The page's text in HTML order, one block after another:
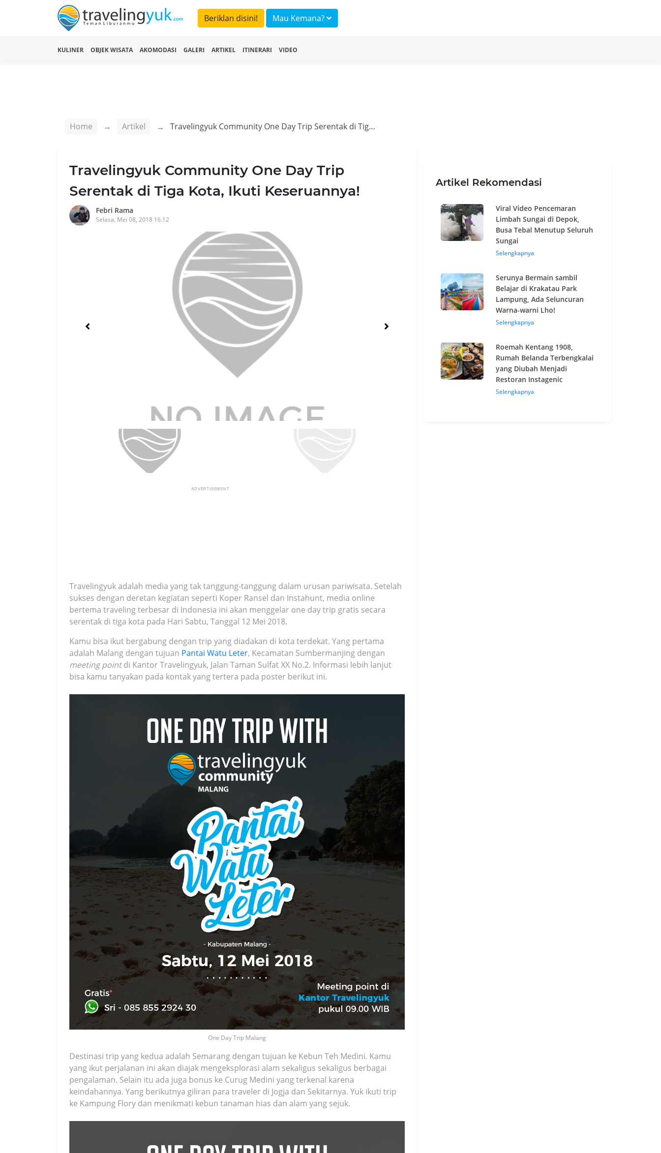
Beriklan disini! Mau Kemana?
KULINER OBJEK WISATA AKOMODASI GALERI ARTIKEL ITINERARI VIDEO
Home Artikel Travelingyuk Community One Day Trip Serentak di Tiga Kota, Ikuti Keseruannya!
Travelingyuk Community One Day Trip
Serentak di Tiga Kota, Ikuti Keseruannya!
Febri Rama
Selasa, Mei 08, 2018 16.12
ADVERTISEMENT
Travelingyuk adalah media yang tak tanggung-tanggung dalam urusan pariwisata. Setelah
sukses dengan deretan kegiatan seperti Koper Ransel dan Instahunt, media online
bertema traveling terbesar di Indonesia ini akan menggelar one day trip gratis secara
serentak di tiga kota pada Hari Sabtu, Tanggal 12 Mei 2018.
Kamu bisa ikut bergabung dengan trip yang diadakan di kota terdekat. Yang pertama
adalah Malang dengan tujuan Pantai Watu Leter, Kecamatan Sumbermanjing dengan
meeting pointdi Kantor Travelingyuk, Jalan Taman Sulfat XX No.2. Informasi lebih lanjut
bisa kamu tanyakan pada kontak yang tertera pada poster berikut ini.
One Day Trip Malang
Destinasi trip yang kedua adalah Semarang dengan tujuan ke Kebun Teh Medini. Kamu
yang ikut perjalanan ini akan diajak mengeksplorasi alam sekaligus sekaligus berbagai
pengalaman. Selain itu ada juga bonus ke Curug Medini yang terkenal karena
keindahannya. Yang berikutnya giliran para traveler di Jogja dan Sekitarnya. Yuk ikuti trip
ke Kampung Flory dan menikmati kebun tanaman hias dan alam yang sejuk.
Artikel Rekomendasi
Viral Video Pencemaran
Limbah Sungai di Depok,
Busa Tebal Menutup Seluruh
Sungai
Selengkapnya
Serunya Bermain sambil
Belajar di Krakatau Park
Lampung, Ada Seluncuran
Warna-warni Lho!
Selengkapnya
Roemah Kentang 1908,
Rumah Belanda Terbengkalai
yang Diubah Menjadi
Restoran Instagenic
Selengkapnya